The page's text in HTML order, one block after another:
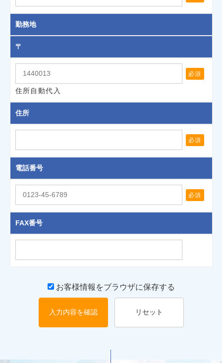
勤務地
〒
必須
住所自動代入
住所
必須
電話番号
必須
FAX番号
お客様情報をブラウザに保存する
入力内容を確認 リセット